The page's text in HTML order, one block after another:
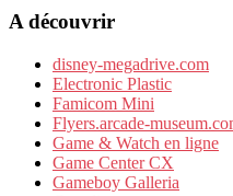
A découvrir
disney-megadrive.com
Electronic Plastic
Famicom Mini
Flyers.arcade-
Game & Watch en ligne
Game Center CX
Gameboy Galleria